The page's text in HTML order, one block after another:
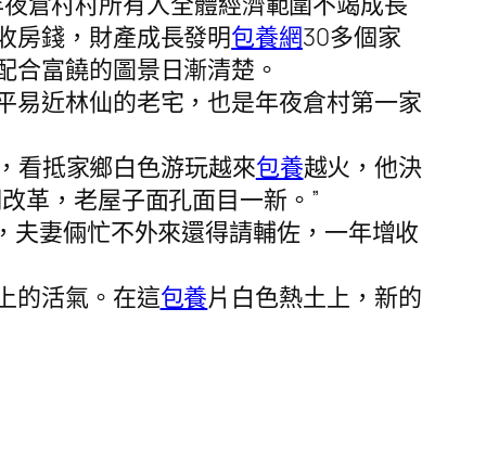
房錢，財產成長發明包養網30多個家
富饒的圖景日漸清楚。
近林仙的老宅，也是年夜倉村第一家
抵家鄉白色游玩越來包養越火，他決
革，老屋子面孔面目一新。”
妻倆忙不外來還得請輔佐，一年增收
的活氣。在這包養片白色熱土上，新的